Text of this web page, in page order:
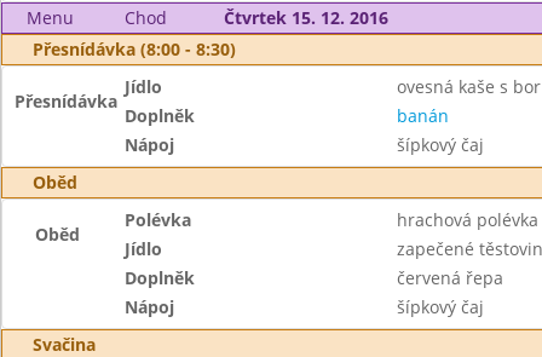
Menu
Chod
Čtvrtek 15. 12. 2016
Přesnídávka (8:00 - 8:30)
Přesnídávka
Jídlo
ovesná kaše s
Doplněk
banán
Nápoj
šípkový čaj
Oběd
Oběd
Polévka
hrachová polévka
Jídlo
zapečené
Doplněk
červená řepa
Nápoj
šípkový čaj
Svačina